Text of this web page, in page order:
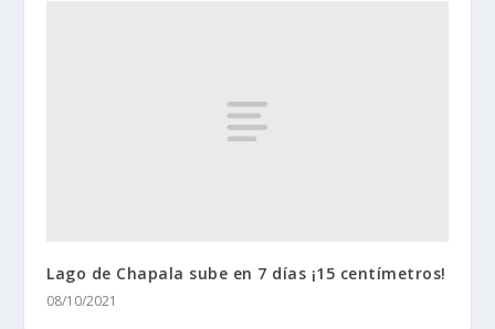
Lago de Chapala sube en 7 días ¡15 centímetros!
08/10/2021